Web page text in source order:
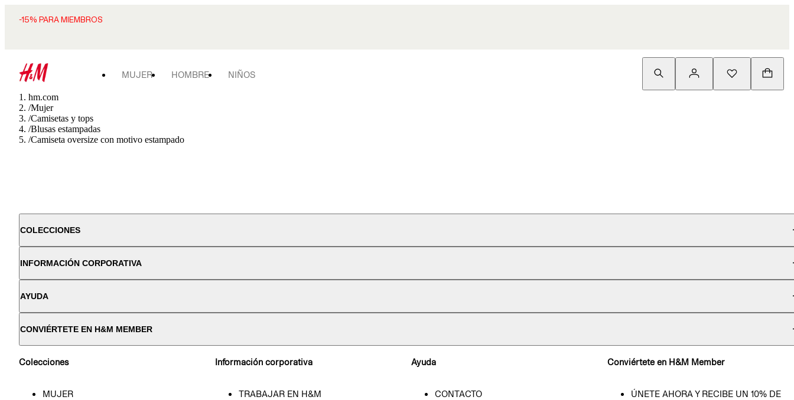
-15% PARA MIEMBROS
MUJER HOMBRE NIÑOS
hm.com
/Mujer
/Camisetas y tops
/Blusas estampadas
/Camiseta oversize con motivo estampado
COLECCIONES
INFORMACIÓN CORPORATIVA
AYUDA
CONVIÉRTETE EN H&M MEMBER
Colecciones
MUJER
Información corporativa
TRABAJAR EN H&M
Ayuda
CONTACTO
Conviértete en H&M Member
ÚNETE AHORA Y RECIBE UN 10% DE